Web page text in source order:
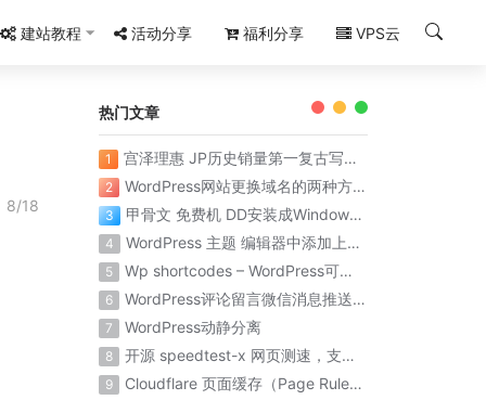
建站教程 活动分享 福利分享 VPS云
8/18
热门文章
1 宫泽理惠 JP历史销量第一复古写真集《Santa Fe》
2 WordPress网站更换域名的两种方法
3 甲骨文 免费机 DD安装成Windows系统 保姆级教程 百分百成功
4 WordPress 主题 编辑器中添加上传到 Chevereto图床
5 Wp shortcodes – WordPress可视化短代码简码
6 WordPress评论留言微信消息推送提醒
7 WordPress动静分离
8 开源 speedtest-x 网页测速，支持 docker 部署
9 Cloudflare 页面缓存（Page Rules）优化WordPress全站缓存配置规则